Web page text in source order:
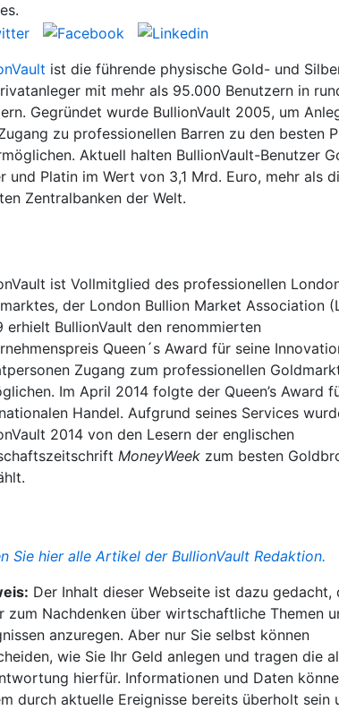
ist die führende physische Gold- und
mit mehr als 95.000 Benutzern in
Gegründet wurde BullionVault 2005, um
zu professionellen Barren zu den besten
Aktuell halten BullionVault-Benutzer
und Platin im Wert von 3,1 Mrd. Euro, mehr als
Zentralbanken der Welt.
ist Vollmitglied des professionellen
der London Bullion Market Association
erhielt BullionVault den renommierten
Queen´s Award für seine
Zugang zum professionellen
Im April 2014 folgte der Queen’s Award
Handel. Aufgrund seines Services
2014 von den Lesern der englischen
MoneyWeek zum besten
Sie hier alle Artikel der BullionVault Redaktion.
Der Inhalt dieser Webseite ist dazu gedacht,
zum Nachdenken über wirtschaftliche Themen
anzuregen. Aber nur Sie selbst können
wie Sie Ihr Geld anlegen und tragen die
hierfür. Informationen und Daten
durch aktuelle Ereignisse bereits überholt sein